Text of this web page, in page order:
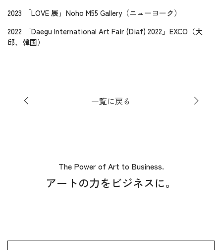
2023 「LOVE 展」Noho M55 Gallery（ニューヨーク）
2022 「Daegu International Art Fair (Diaf) 2022」EXCO（大
邱、韓国）
一覧に戻る
The Power of Art to Business.
アートの力をビジネスに。